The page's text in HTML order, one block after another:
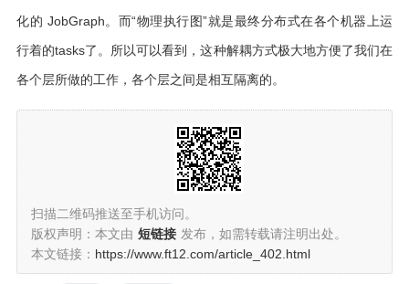
化的 JobGraph。而“物理执行图”就是最终分布式在各个机器上运
行着的tasks了。所以可以看到，这种解耦方式极大地方便了我们在
各个层所做的工作，各个层之间是相互隔离的。
扫描二维码推送至手机访问。
版权声明：本文由 短链接 发布，如需转载请注明出处。
本文链接： https://www.ft12.com/article_402.html